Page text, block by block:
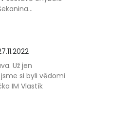
Už jen
si byli vědomi
IM Vlastík